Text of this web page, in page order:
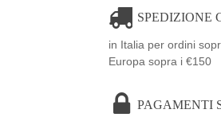
SPEDIZIONE
in Italia per ordini
Europa sopra i €150
PAGAMENTI